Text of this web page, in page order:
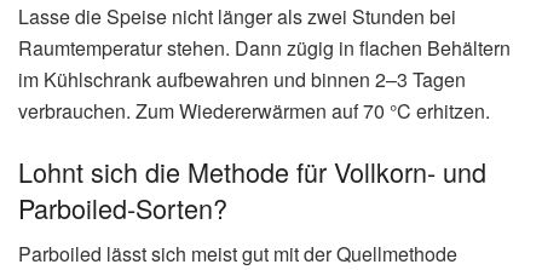
Lasse die Speise nicht länger als zwei Stunden bei
Raumtemperatur stehen. Dann zügig in flachen Behältern
im Kühlschrank aufbewahren und binnen 2–3 Tagen
verbrauchen. Zum Wiedererwärmen auf 70 °C erhitzen.
Lohnt sich die Methode für Vollkorn‑ und
Parboiled‑Sorten?
Parboiled lässt sich meist gut mit der Quellmethode